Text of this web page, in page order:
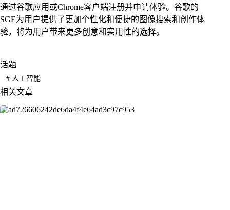
通过谷歌应用或Chrome客户端注册并申请体验。谷歌的
SGE为用户提供了更加个性化和便捷的图像搜索和创作体
验，将为用户带来更多创意和实用性的选择。
话题
#人工智能
相关文章